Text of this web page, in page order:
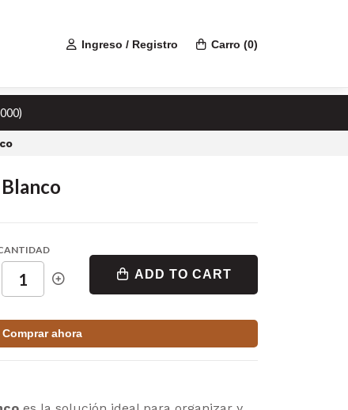
Ingreso / Registro Carro (0)
ADD TO CART
Comprar ahora